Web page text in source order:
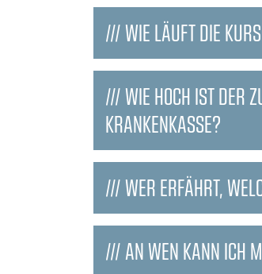
/// WIE LÄUFT DIE
/// WIE HOCH IST DER
KRANKENKASSE?
/// WER ERFÄHRT,
/// AN WEN KANN ICH